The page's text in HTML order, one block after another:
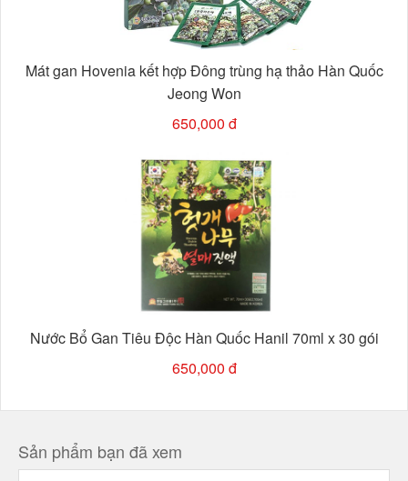
Mát gan Hovenia kết hợp Đông trùng hạ thảo Hàn Quốc
Jeong Won
650,000 đ
Nước Bổ Gan Tiêu Độc Hàn Quốc Hanil 70ml x 30 gói
650,000 đ
Sản phẩm bạn đã xem